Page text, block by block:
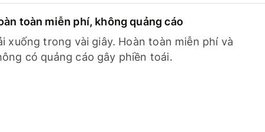
toàn miễn phí, không quảng cáo
xuống trong vài giây. Hoàn toàn miễn phí và
có quảng cáo gây phiền toái.